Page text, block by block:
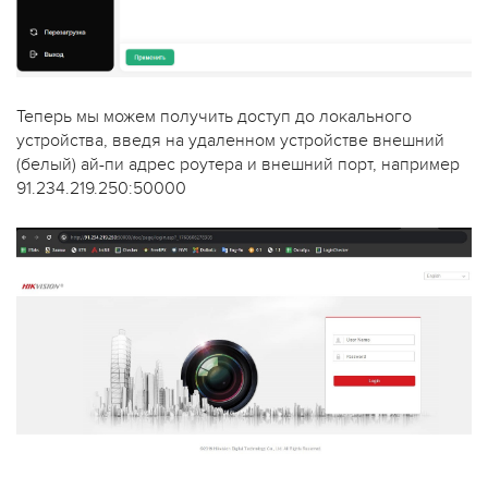
Теперь мы можем получить доступ до локального
устройства, введя на удаленном устройстве внешний
(белый) ай-пи адрес роутера и внешний порт, например
91.234.219.250:50000